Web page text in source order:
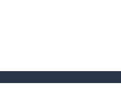
ovládnutie